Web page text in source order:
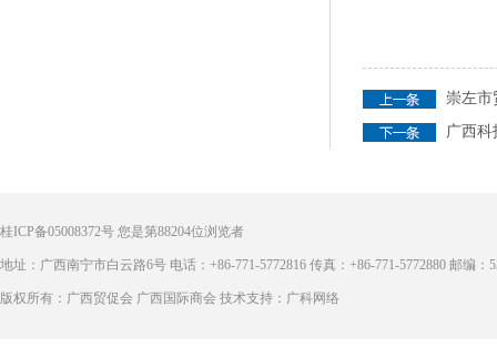
崇左市
广西科
桂ICP备05008372号 您是第88204位浏览者
地址：广西南宁市白云路6号 电话：+86-771-5772816 传真：+86-771-5772880 邮编：
版权所有：广西贸促会 广西国际商会 技术支持：广科网络